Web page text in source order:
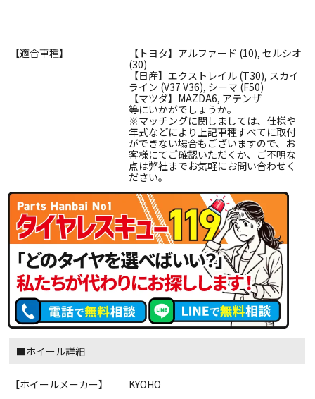
【適合車種】
【トヨタ】アルファード (10), セルシオ
(30)
【日産】エクストレイル (T30), スカイ
ライン (V37 V36), シーマ (F50)
【マツダ】MAZDA6, アテンザ
等にいかがでしょうか。
※マッチングに関しましては、仕様や
年式などにより上記車種すべてに取付
ができない場合もございますので、お
客様にてご確認いただくか、ご不明な
点は弊社までお気軽にお問い合わせく
ださい。
■ホイール詳細
【ホイールメーカー】
KYOHO